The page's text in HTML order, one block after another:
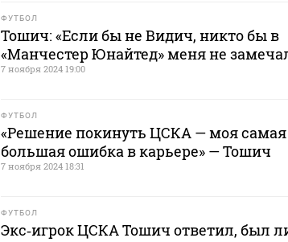
ФУТБОЛ
Тошич: «Если бы не Видич, никто бы в
«Манчестер Юнайтед» меня не
7 ноября 2024 19:00
ФУТБОЛ
«Решение покинуть ЦСКА — моя самая
большая ошибка в карьере» — Тошич
7 ноября 2024 18:31
ФУТБОЛ
Экс‑игрок ЦСКА Тошич ответил, был